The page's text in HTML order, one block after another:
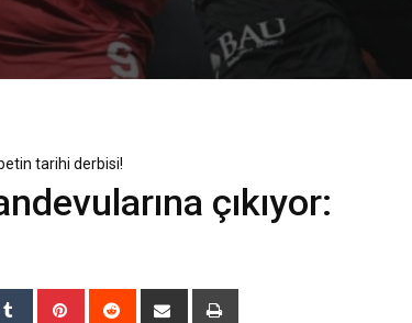
tarihi derbisi!
çıkıyor:
Tumblr Pinterest Reddit
Share